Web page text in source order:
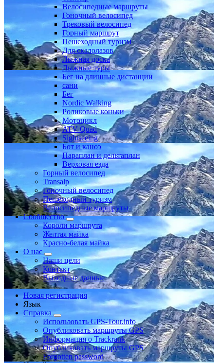
Велосипедные маршруты
Гоночный велосипед
Трековый велосипед
Горный маршрут
Пешеходный туризм
Для скалолазов
Лыжная доска
Лыжные туры
Бег на длинные дистанции
сани
Бег
Nordic Walking
Роликовые коньки
Мотоцикл
ATV-Quad
Sightseeing
Бот и каноэ
Параплан и дельтаплан
Верховая езда
Горный велосипед
Transalp
Гоночный велосипед
Пешеходный туризм
Велосипедные маршруты
Сообщество
Короли маршрута
Желтая майка
Красно-белая майка
О нас
Наши цели
Контакт
Выходные данные
Новая регистрация
Язык
Справка
Использовать GPS-Tour.info
Опубликовать маршруты GPS
Информация о Trackrank
Опубликовать маршруты GPS
Forgotten password